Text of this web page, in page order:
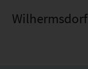
Wilhermsdorf